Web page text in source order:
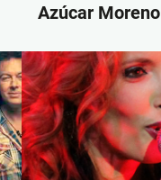
Azúcar Moreno